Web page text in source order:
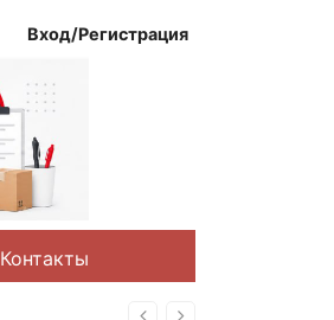
Вход/Регистрация
Контакты